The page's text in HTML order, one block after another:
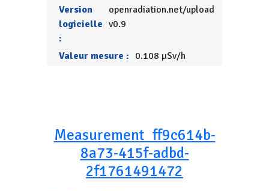
Version
logicielle
:
openradiation.net/upload
v0.9
Valeur mesure : 0.108 µSv/h
Measurement_ff9c614b-
8a73-415f-adbd-
2f1761491472